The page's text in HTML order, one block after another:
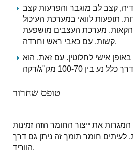
קצב לב מוגבר והפרעות קצב
תופעות לוואי במערכת העיכול
והקאות. מערכת העצבים מושפעת
קשות, עם כאבי ראש וחרדה.
באופן אישי לחלוטין. עם זאת, הוא
טופס שחרור
את ייצור החומר הזה זמינות
לעיתים חומר תומך זה ניתן גם דרך
הווריד.